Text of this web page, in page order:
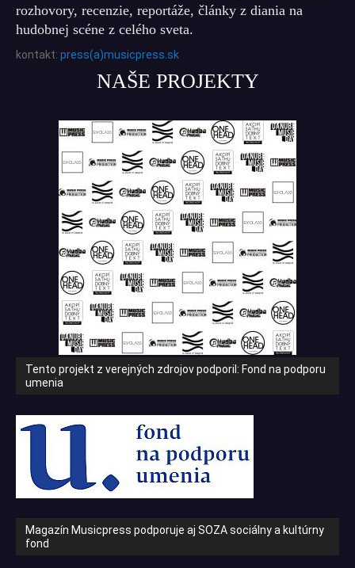
rozhovory, recenzie, reportáže, články z diania na
hudobnej scéne z celého sveta.
kontakt: press(a)musicpress.sk
NAŠE PROJEKTY
Tento projekt z verejných zdrojov podporil: Fond na podporu
umenia
Magazín Musicpress podporuje aj SOZA sociálny a kultúrny
fond